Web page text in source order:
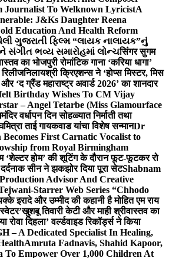
Journalist To Welknown LyricistA
J&Ks Daughter Reena
Education And Health Reform
ગુજરાતી ફિલ્મ “લાયક નાલાયક”નું
સંગીત ભવ્ય સમારોહમાં લોન્ચसिंगर सुगम
का भोजपुरी रोमांटिक गाना ‘करिया धागा’
रिलीजनिलायश्री क्रिएशन्स ने ‘होप्स मिस्टर, मिस
‘द ग्रैंड महाराष्ट्र अवार्ड 2026’ का शानदार
Birthday Wishes To CM Vijay
– Angel Tetarbe (Miss Glamourface
वर्धापन दिन सोहळ्यात निर्माती तथा
ताई गायकवाड यांचा विशेष सन्मानDr
First Carnatic Vocalist to
from Royal Birmingham
‘शेल्टर होम’ की शूटिंग के दौरान फूट-फूटकर रो
दर्दनाक सीन ने झकझोर दिया पूरा सेटShabnam
Advisor And Creative
Starrer Web Series “Chhodo
इरादे और उम्मीद की कहानी है मोहित एम राय
खुशबू तिवारी केटी और माही श्रीवास्तव का
दिहला’ वर्ल्डवाइड रिकॉर्ड्स ने किया
– A Dedicated Specialist In Healing,
Amruta Fadnavis, Shahid Kapoor,
To Empower Over 1,000 Children At